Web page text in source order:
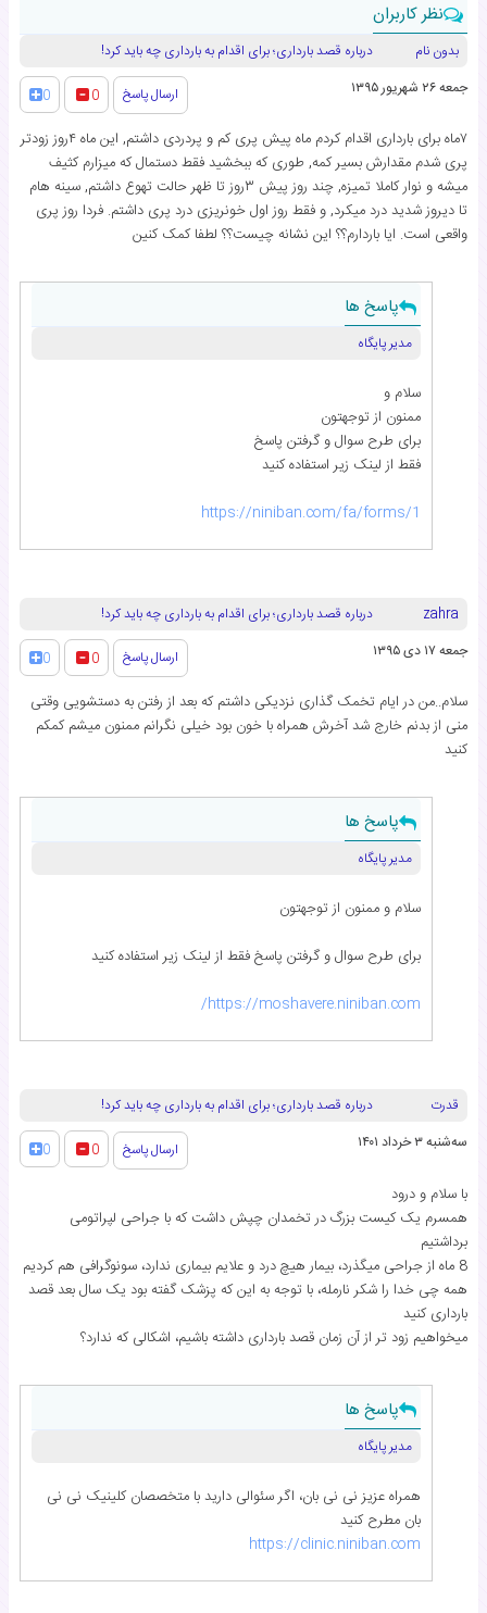
نظر کاربران
بدون نام درباره قصد بارداری؛ برای اقدام به بارداری چه باید کرد!
جمعه ۲۶ شهریور ۱۳۹۵ ارسال پاسخ 0
0
۷ماه برای بارداری اقدام کردم ماه پیش پری کم و پردردی داشتم, این ماه ۴روز زودتر
پری شدم مقدارش بسیر کمه, طوری که ببخشید فقط دستمال که میزارم کثیف
میشه و نوار کاملا تمیزه, چند روز پیش ۳روز تا ظهر حالت تهوع داشتم, سینه هام
تا دیروز شدید درد میکرد, و فقط روز اول خونریزی درد پری داشتم. فردا روز پری
واقعی است. ایا باردارم؟؟ این نشانه چیست؟؟ لطفا کمک کنین
پاسخ ها
مدیر پایگاه
سلام و
ممنون از توجهتون
برای طرح سوال و گرفتن پاسخ
فقط از لینک زیر استفاده کنید
https://niniban.com/fa/forms/1
zahra درباره قصد بارداری؛ برای اقدام به بارداری چه باید کرد!
جمعه ۱۷ دی ۱۳۹۵ ارسال پاسخ 0
0
سلام..من در ایام تخمک گذاری نزدیکی داشتم که بعد از رفتن به دستشویی وقتی
منی از بدنم خارج شد آخرش همراه با خون بود خیلی نگرانم ممنون میشم کمکم
کنید
پاسخ ها
مدیر پایگاه
سلام و ممنون از توجهتون
برای طرح سوال و گرفتن پاسخ فقط از لینک زیر استفاده کنید
https://moshavere.niniban.com/
قدرت درباره قصد بارداری؛ برای اقدام به بارداری چه باید کرد!
سه‌شنبه ۳ خرداد ۱۴۰۱ ارسال پاسخ 0
0
با سلام و درود
همسرم يک کيست بزرگ در تخمدان چپش داشت که با جراحى لپراتومى
برداشتيم
8 ماه از جراحى ميگذرد، بيمار هيچ درد و علايم بيمارى ندارد، سونوگرافى هم کرديم
همه چى خدا را شکر نارمله، با توجه به اين که پزشک گفته بود يک سال بعد قصد
باردارى کنيد
ميخواهيم زود تر از آن زمان قصد باردارى داشته باشيم، اشکالى که ندارد؟
پاسخ ها
مدیر پایگاه
همراه عزیز نی نی بان، اگر سئوالی دارید با متخصصان کلینیک نی نی
بان مطرح کنید
https://clinic.niniban.com